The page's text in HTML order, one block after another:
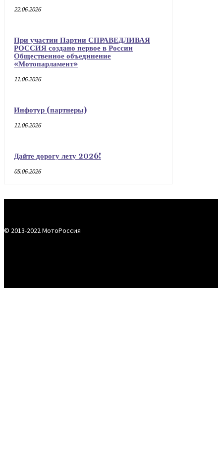
22.06.2026
При участии Партии СПРАВЕДЛИВАЯ
РОССИЯ создано первое в России
Общественное объединение
«Мотопарламент»
11.06.2026
Инфотур (партнеры)
11.06.2026
Дайте дорогу лету 2026!
05.06.2026
© 2013-2022 МотоРоссия